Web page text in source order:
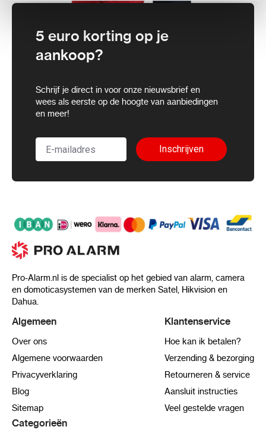
5 euro korting op je
aankoop?
Schrijf je direct in voor onze nieuwsbrief en
wees als eerste op de hoogte van aanbiedingen
en meer!
Inschrijven
Pro-Alarm.nl is de specialist op het gebied van alarm, camera
en domoticasystemen van de merken Satel, Hikvision en
Dahua.
Algemeen
Over ons
Algemene voorwaarden
Privacyverklaring
Blog
Sitemap
Klantenservice
Hoe kan ik betalen?
Verzending & bezorging
Retourneren & service
Aansluit instructies
Veel gestelde vragen
Categorieën